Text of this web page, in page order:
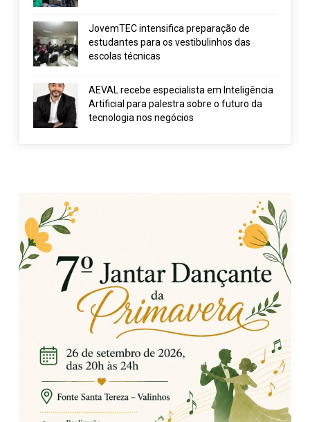
JovemTEC intensifica preparação de
estudantes para os vestibulinhos das
escolas técnicas
AEVAL recebe especialista em Inteligência
Artificial para palestra sobre o futuro da
tecnologia nos negócios